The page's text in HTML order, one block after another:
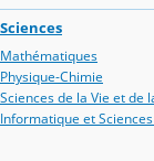
Sciences
Mathématiques
Physique-Chimie
Sciences de la Vie et de
Informatique et